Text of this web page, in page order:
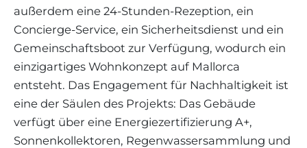
außerdem eine 24-Stunden-Rezeption, ein
Concierge-Service, ein Sicherheitsdienst und ein
Gemeinschaftsboot zur Verfügung, wodurch ein
einzigartiges Wohnkonzept auf Mallorca
entsteht. Das Engagement für Nachhaltigkeit ist
eine der Säulen des Projekts: Das Gebäude
verfügt über eine Energiezertifizierung A+,
Sonnenkollektoren, Regenwassersammlung und